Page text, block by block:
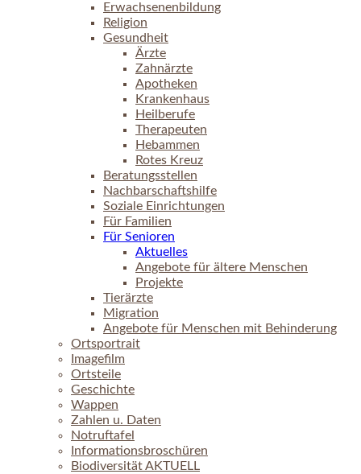
Erwachsenenbildung
Religion
Gesundheit
Ärzte
Zahnärzte
Apotheken
Krankenhaus
Heilberufe
Therapeuten
Hebammen
Rotes Kreuz
Beratungsstellen
Nachbarschaftshilfe
Soziale Einrichtungen
Für Familien
Für Senioren
Aktuelles
Angebote für ältere Menschen
Projekte
Tierärzte
Migration
Angebote für Menschen mit Behinderung
Ortsportrait
Imagefilm
Ortsteile
Geschichte
Wappen
Zahlen u. Daten
Notruftafel
Informationsbroschüren
Biodiversität AKTUELL